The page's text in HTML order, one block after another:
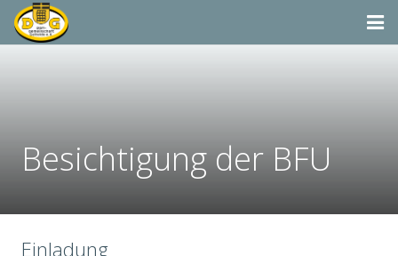
Aktivitäten
Besichtigung der BFU
Einladung